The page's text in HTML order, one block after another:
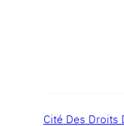
Cité Des Droits